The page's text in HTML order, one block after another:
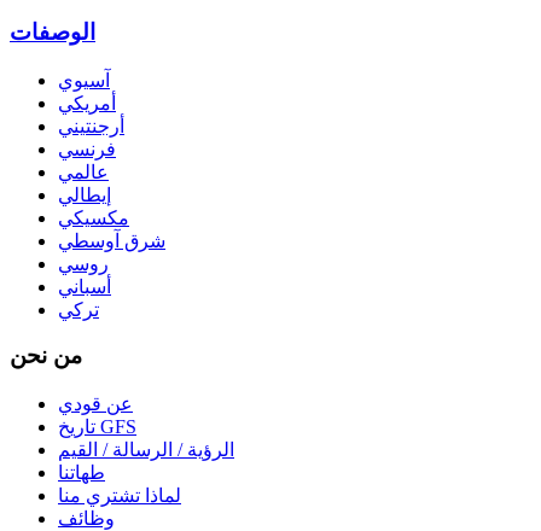
الوصفات
آسيوي
أمريكي
أرجنتيني
فرنسي
عالمي
إيطالي
مكسيكي
شرق آوسطي
روسي
أسباني
تركي
من نحن
عن قودي
تاريخ GFS
الرؤية / الرسالة / القيم
طهاتنا
لماذا تشتري منا
وظائف